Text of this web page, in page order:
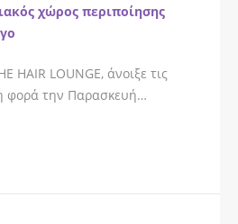
χώρος περιποίησης
HAIR LOUNGE, άνοιξε τις
φορά την Παρασκευή…